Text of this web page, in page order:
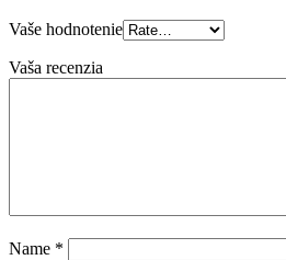
Vaše hodnotenie
Vaša recenzia
Name *